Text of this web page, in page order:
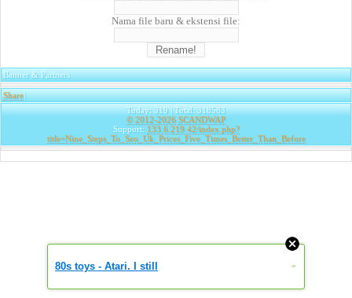
Nama file baru & ekstensi file:
Banner & Partners
Share|
Today: 319 | Total: 318583
© 2012-2026 SCANDWAP
Support: 133.6.219.42/index.php?
title=Nine_Steps_To_Seo_Uk_Prices_Five_Times_Better_Than_Before
80s toys - Atari. I still »